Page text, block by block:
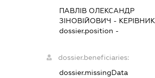
ПАВЛІВ ОЛЕКСАНДР
ЗІНОВІЙОВИЧ - КЕРІВНИК
dossier.position -
dossier.beneficiaries:
dossier.missingData